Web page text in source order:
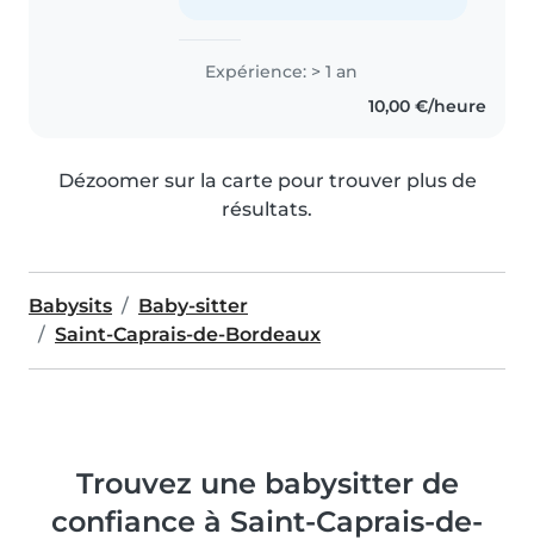
Expérience: > 1 an
10,00 €/heure
Dézoomer sur la carte pour trouver plus de
résultats.
Babysits
Baby-sitter
Saint-Caprais-de-Bordeaux
Trouvez une babysitter de
confiance à Saint-Caprais-de-